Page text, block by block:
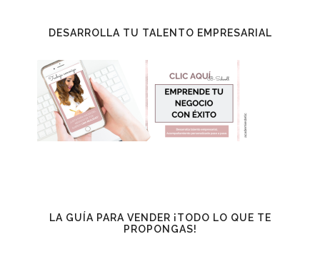
DESARROLLA TU TALENTO EMPRESARIAL
LA GUÍA PARA VENDER ¡TODO LO QUE TE
PROPONGAS!